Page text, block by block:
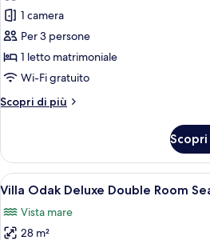
Balcony
per
Villa
Odak
Suite
View,
1 camera
Per 3 persone
1 letto matrimoniale
Wi-Fi gratuito
Scopri di più
Altri
Odak
Suite
Sea
French
Balcony
Apri
tutte
le
foto
Una
6
Villa Odak Deluxe Double Room
Vista mare
28 m²